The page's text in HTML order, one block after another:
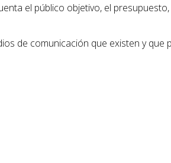
el público objetivo, el
de comunicación que existen y que